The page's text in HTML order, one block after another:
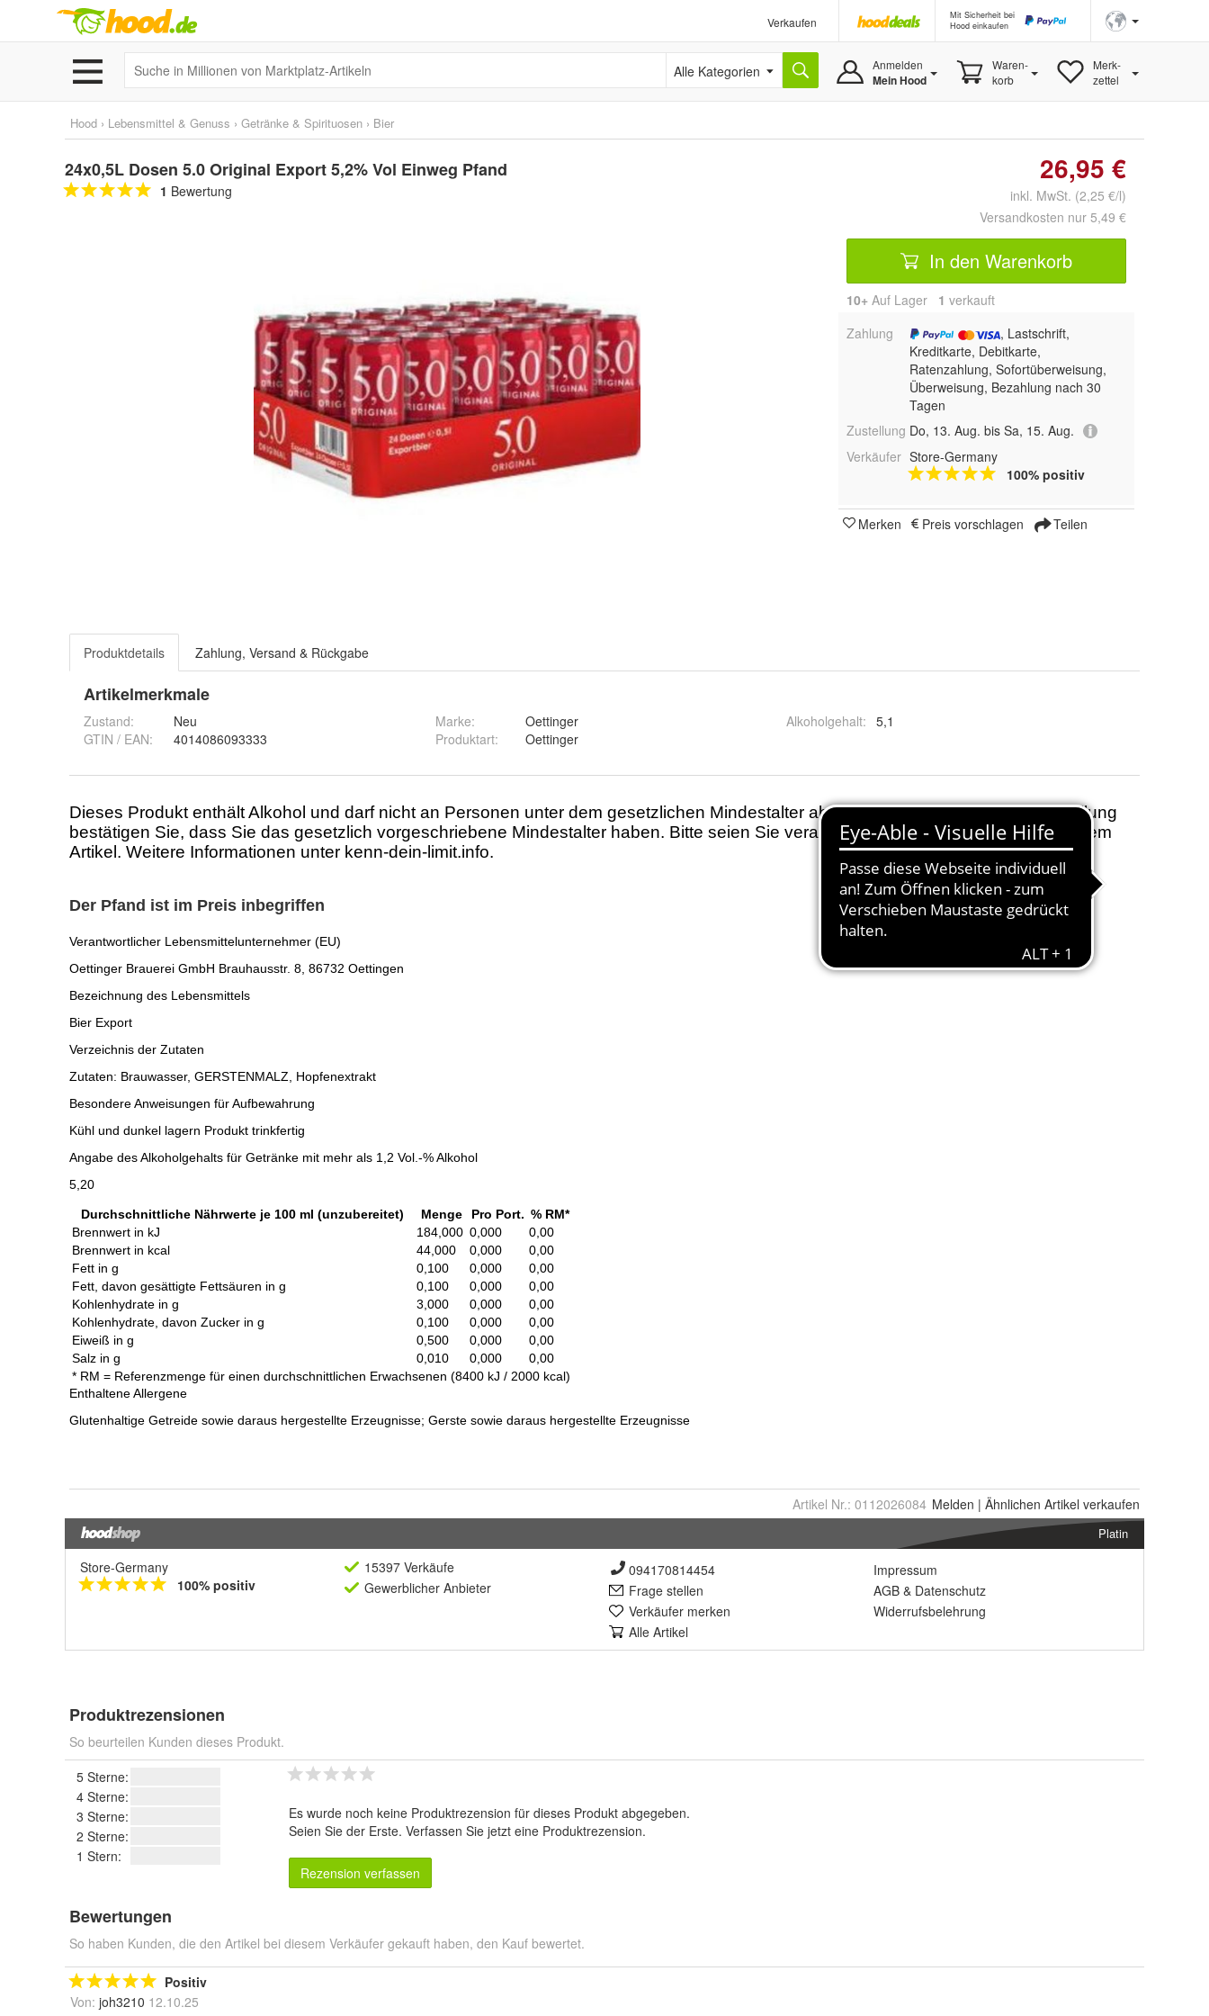
Verkaufen
Mit Sicherheit bei
Hood einkaufen
Alle Kategorien Anmelden
Mein Hood
Waren-
korb
Merk-
zettel
Hood › Lebensmittel & Genuss › Getränke & Spirituosen › Bier
24x0,5L Dosen 5.0 Original Export 5,2% Vol Einweg Pfand
1 Bewertung
26,95 €
inkl. MwSt. (2,25 €/l)
Versandkosten nur 5,49 €
In den Warenkorb
10+ Auf Lager 1 verkauft
Zahlung
, Lastschrift,
Kreditkarte, Debitkarte,
Ratenzahlung, Sofortüberweisung,
Überweisung, Bezahlung nach 30
Tagen
Zustellung Do, 13. Aug. bis Sa, 15. Aug.
Verkäufer Store-Germany
100% positiv
Merken Preis vorschlagen Teilen
Produktdetails Zahlung, Versand & Rückgabe
Artikelmerkmale
Zustand:
Neu
GTIN / EAN:
4014086093333
Marke:
Oettinger
Produktart: Oettinger
Alkoholgehalt: 5,1
Artikel Nr.: 0112026084 Melden | Ähnlichen Artikel verkaufen
Platin
Store-Germany
100% positiv
15397 Verkäufe
Gewerblicher Anbieter
094170814454
Frage stellen
Verkäufer merken
Alle Artikel
Impressum
AGB & Datenschutz
Widerrufsbelehrung
Produktrezensionen
So beurteilen Kunden dieses Produkt.
5 Sterne:
4 Sterne:
3 Sterne:
2 Sterne:
1 Stern:
Es wurde noch keine Produktrezension für dieses Produkt abgegeben.
Seien Sie der Erste. Verfassen Sie jetzt eine Produktrezension.
Rezension verfassen
Bewertungen
So haben Kunden, die den Artikel bei diesem Verkäufer gekauft haben, den Kauf bewertet.
Positiv
Von: joh3210 12.10.25